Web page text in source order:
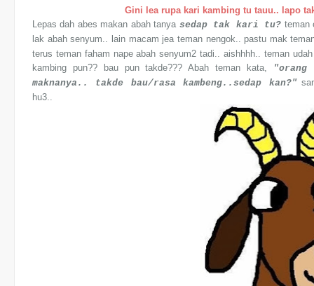
Gini lea rupa kari kambing tu tauu.. lapo
Lepas dah abes makan abah tanya sedap tak kari tu? teman
lak abah senyum.. lain macam jea teman nengok.. pastu mak
terus teman faham nape abah senyum2 tadi.. aishhhh.. teman
kambing pun?? bau pun takde??? Abah teman kata,
"orang
maknanya.. takde bau/rasa kambeng..sedap kan?"
hu3..